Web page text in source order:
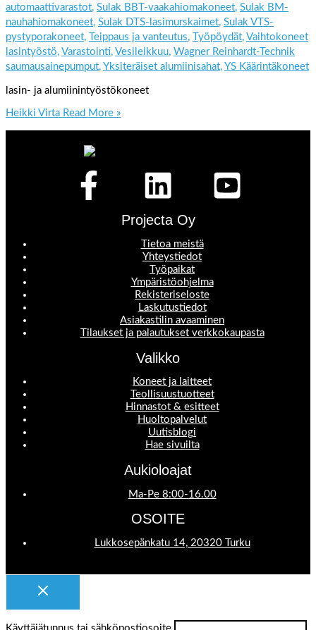
automaattivarastot, Sulak BBT-vaakahiomakoneet, Sulak BM-
nauhahiomakoneet, Sulak DTS-lasimurskaimet, Sulak VTS-
pystyporakoneet, Teippaus ja vanteutus, Työpöydät, Vaihtokoneet
lasintyöstö, Varastointi, Vesileikkuu, Wagner Reinhardt-Technik
saumausainepumput, Yksiteräiset alumiinisahat, YS Käärintäkoneet
lasin- ja alumiinintyöstökoneet
Heikki Virta Read More »
Projecta Oy
Tietoa meistä
Yhteystiedot
Työpaikat
Ympäristöohjelma
Rekisteriseloste
Laskutustiedot
Asiakastilin avaaminen
Tilaukset ja palautukset verkkokaupasta
Valikko
Koneet ja laitteet
Teollisuustuotteet
Hinnastot & esitteet
Huoltopalvelut
Uutisblogi
Hae sivuilta
Aukioloajat
Ma-Pe 8:00-16.00
OSOITE
Lukkosepänkatu 14, 20320 Turku